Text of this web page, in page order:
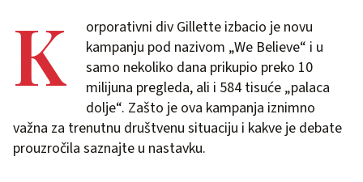
K
orporativni div Gillette izbacio je novu
kampanju pod nazivom „We Believe“ i u
samo nekoliko dana prikupio preko 10
milijuna pregleda, ali i 584 tisuće „palaca
dolje“. Zašto je ova kampanja iznimno
važna za trenutnu društvenu situaciju i kakve je debate
prouzročila saznajte u nastavku.